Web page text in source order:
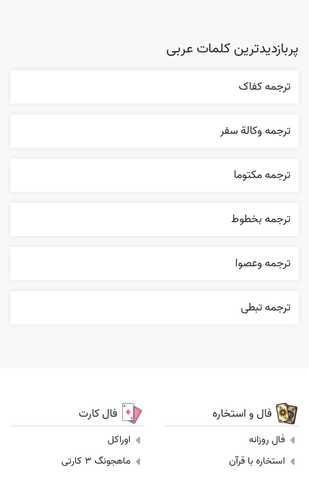
پربازدیدترین کلمات عربی
ترجمه کفاک
ترجمه وکالة سفر
ترجمه مکتوما
ترجمه بخطوط
ترجمه وعصوا
ترجمه تبطی
فال و استخاره
فال روزانه
استخاره با قرآن
فال کارت
اوراکل
ماهجونگ 3 کارتی